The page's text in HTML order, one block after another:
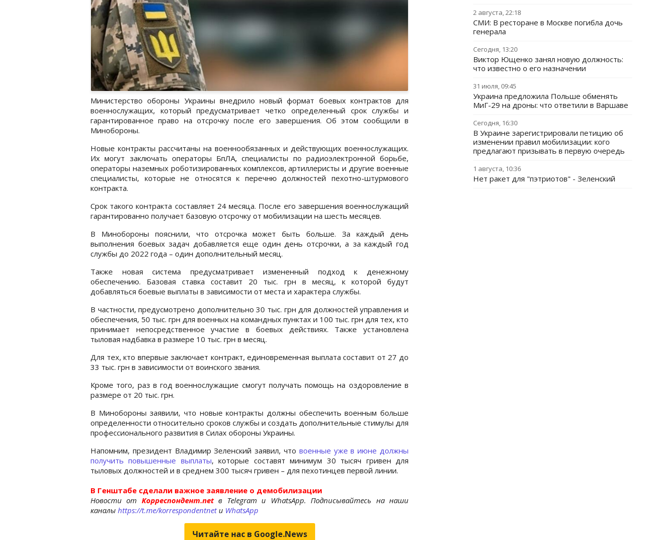
Министерство обороны Украины внедрило новый формат боевых контрактов для
военнослужащих, который предусматривает четко определенный срок службы и
гарантированное право на отсрочку после его завершения. Об этом сообщили в
Минобороны.
Новые контракты рассчитаны на военнообязанных и действующих военнослужащих.
Их могут заключать операторы БпЛА, специалисты по радиоэлектронной борьбе,
операторы наземных роботизированных комплексов, артиллеристы и другие военные
специалисты, которые не относятся к перечню должностей пехотно-штурмового
контракта.
Срок такого контракта составляет 24 месяца. После его завершения военнослужащий
гарантированно получает базовую отсрочку от мобилизации на шесть месяцев.
В Минобороны пояснили, что отсрочка может быть больше. За каждый день
выполнения боевых задач добавляется еще один день отсрочки, а за каждый год
службы до 2022 года – один дополнительный месяц.
Также новая система предусматривает измененный подход к денежному
обеспечению. Базовая ставка составит 20 тыс. грн в месяц, к которой будут
добавляться боевые выплаты в зависимости от места и характера службы.
В частности, предусмотрено дополнительно 30 тыс. грн для должностей управления и
обеспечения, 50 тыс. грн для военных на командных пунктах и 100 тыс. грн для тех, кто
принимает непосредственное участие в боевых действиях. Также установлена
тыловая надбавка в размере 10 тыс. грн в месяц.
Для тех, кто впервые заключает контракт, единовременная выплата составит от 27 до
33 тыс. грн в зависимости от воинского звания.
Кроме того, раз в год военнослужащие смогут получать помощь на оздоровление в
размере от 20 тыс. грн.
В Минобороны заявили, что новые контракты должны обеспечить военным больше
определенности относительно сроков службы и создать дополнительные стимулы для
профессионального развития в Силах обороны Украины.
Напомним, президент Владимир Зеленский заявил, что военные уже в июне должны
получить повышенные выплаты, которые составят минимум 30 тысяч гривен для
тыловых должностей и в среднем 300 тысяч гривен – для пехотинцев первой линии.
В Генштабе сделали важное заявление о демобилизации
Новости от Корреспондент.netв Telegram и WhatsApp. Подписывайтесь на наши
каналы https://t.me/korrespondentnetи WhatsApp
Читайте нас в Google.News
2 августа, 22:18
СМИ: В ресторане в Москве погибла дочь
генерала
Сегодня, 13:20
Виктор Ющенко занял новую должность:
что известно о его назначении
31 июля, 09:45
Украина предложила Польше обменять
МиГ-29 на дроны: что ответили в Варшаве
Сегодня, 16:30
В Украине зарегистрировали петицию об
изменении правил мобилизации: кого
предлагают призывать в первую очередь
1 августа, 10:36
Нет ракет для "пэтриотов" - Зеленский